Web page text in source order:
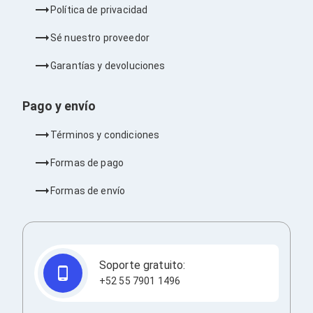
Barras de Sonido
Sonido para Centros de Entretenimiento
Home Theater
Accesorios Proyectores
Presentadores
Pantallas de Proyección
Adaptadores de Red para Proyectores
Accesorios TV
Soportes para Pantallas
Reproductores para Transmisión Multimedia
Pantallas
Pantallas Comerciales
Política de privacidad
Sé nuestro proveedor
Garantías y devoluciones
Pago y envío
Términos y condiciones
Formas de pago
Formas de envío
Soporte gratuito:
+52 55 7901 1496